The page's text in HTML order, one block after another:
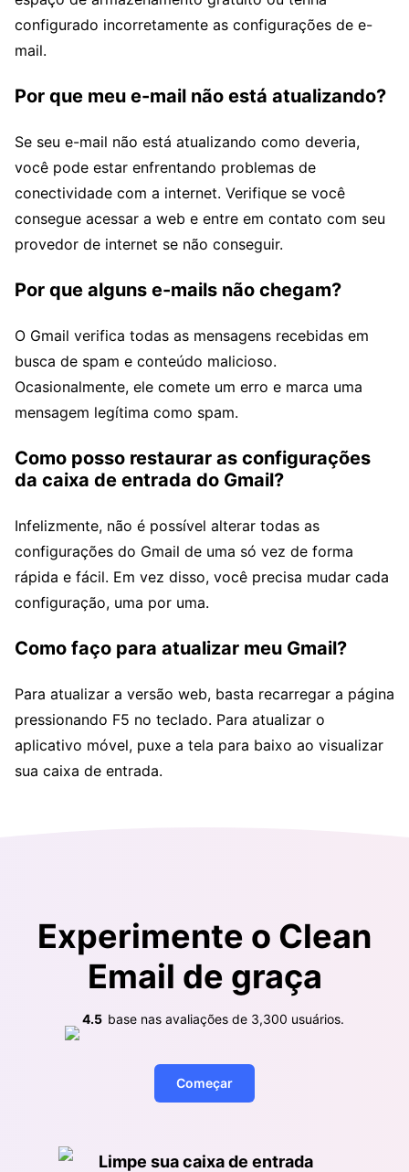
configurado incorretamente as configurações de e-
mail.
Por que meu e-mail não está atualizando?
Se seu e-mail não está atualizando como deveria,
você pode estar enfrentando problemas de
conectividade com a internet. Verifique se você
consegue acessar a web e entre em contato com seu
provedor de internet se não conseguir.
Por que alguns e-mails não chegam?
O Gmail verifica todas as mensagens recebidas em
busca de spam e conteúdo malicioso.
Ocasionalmente, ele comete um erro e marca uma
mensagem legítima como spam.
Como posso restaurar as configurações
da caixa de entrada do Gmail?
Infelizmente, não é possível alterar todas as
configurações do Gmail de uma só vez de forma
rápida e fácil. Em vez disso, você precisa mudar cada
configuração, uma por uma.
Como faço para atualizar meu Gmail?
Para atualizar a versão web, basta recarregar a página
pressionando F5 no teclado. Para atualizar o
aplicativo móvel, puxe a tela para baixo ao visualizar
sua caixa de entrada.
Experimente o Clean
Email de graça
4.5 base nas avaliações de 3,300 usuários.
Começar
Limpe sua caixa de entrada